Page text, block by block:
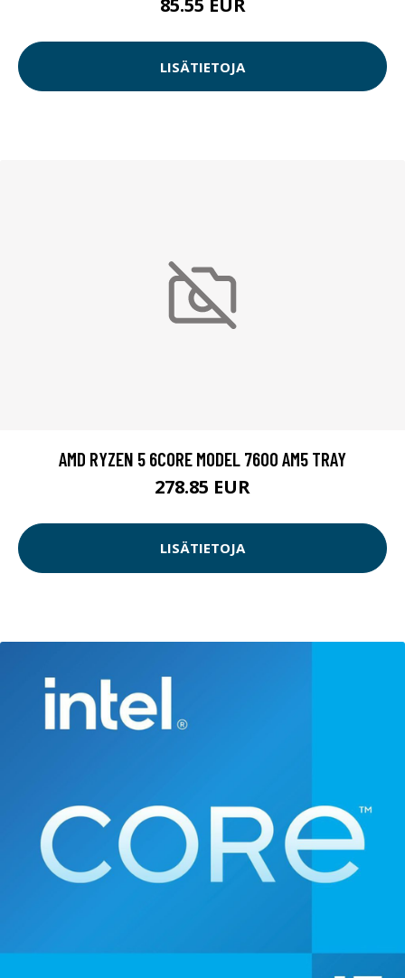
85.55 EUR
LISÄTIETOJA
AMD RYZEN 5 6CORE MODEL 7600 AM5 TRAY
278.85 EUR
LISÄTIETOJA